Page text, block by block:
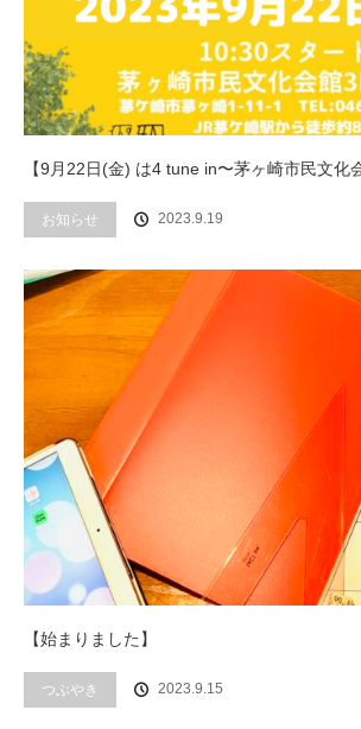
【9月22日(金) は4 tune in〜茅ヶ崎市民文化
お知らせ 2023.9.19
【始まりました】
つぶやき 2023.9.15